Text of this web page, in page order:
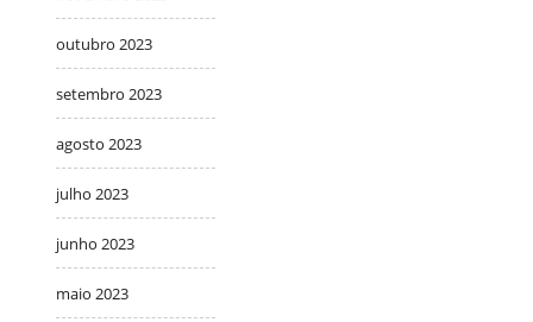
outubro 2023
setembro 2023
agosto 2023
julho 2023
junho 2023
maio 2023